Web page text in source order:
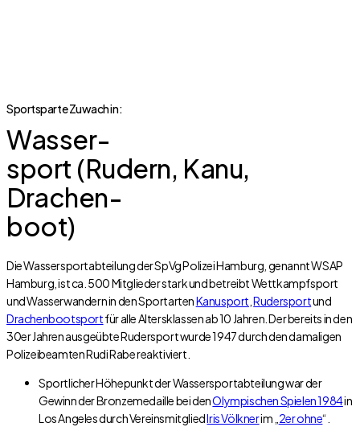
Sportsparte Zuwach in:
Wasser-
sport (Rudern, Kanu,
Drachen-
boot)
Die Wassersportabteilung der SpVg Polizei Hamburg, genannt WSAP
Hamburg, ist ca. 500 Mitglieder stark und betreibt Wettkampfsport
und Wasserwandern in den SportartenKanusport ,Rudersportund
Drachenbootsportfür alle Altersklassen ab 10 Jahren. Der bereits in den
30er Jahren ausgeübte Rudersport wurde 1947 durch den damaligen
Polizeibeamten Rudi Rabe reaktiviert.
Sportlicher Höhepunkt der Wassersportabteilung war der
Gewinn der Bronzemedaille bei denOlympischen Spielen 1984in
Los Angeles durch VereinsmitgliedIris Völknerim „ 2er ohne“.